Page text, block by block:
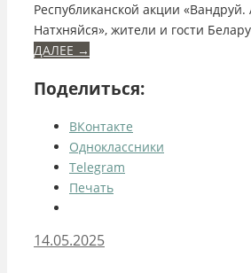
Республиканской акции «Вандруй.
Натхняйся», жители и гости
ДАЛЕЕ →
Поделиться:
ВКонтакте
Одноклассники
Telegram
Печать
14.05.2025